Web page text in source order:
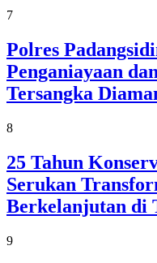
7
Polres
Penganiayaan
Tersangka
8
25 Tahun
Serukan
Berkelanjutan di
9